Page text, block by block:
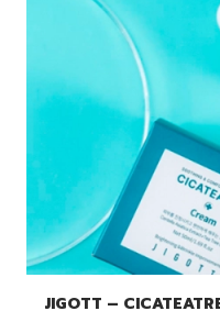
JIGOTT –